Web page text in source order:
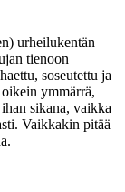
urheilukentän
tienoon
soseutettu ja
ymmärrä,
sikana, vaikka
Vaikkakin pitää